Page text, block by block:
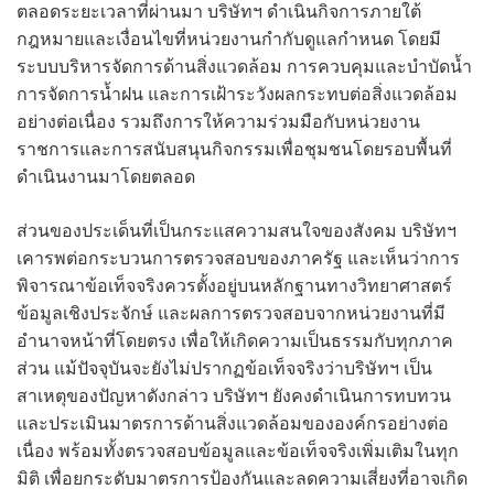
ตลอดระยะเวลาที่ผ่านมา บริษัทฯ ดำเนินกิจการภายใต้
กฎหมายและเงื่อนไขที่หน่วยงานกำกับดูแลกำหนด โดยมี
ระบบบริหารจัดการด้านสิ่งแวดล้อม การควบคุมและบำบัดน้ำ
การจัดการน้ำฝน และการเฝ้าระวังผลกระทบต่อสิ่งแวดล้อม
อย่างต่อเนื่อง รวมถึงการให้ความร่วมมือกับหน่วยงาน
ราชการและการสนับสนุนกิจกรรมเพื่อชุมชนโดยรอบพื้นที่
ดำเนินงานมาโดยตลอด
ส่วนของประเด็นที่เป็นกระแสความสนใจของสังคม บริษัทฯ
เคารพต่อกระบวนการตรวจสอบของภาครัฐ และเห็นว่าการ
พิจารณาข้อเท็จจริงควรตั้งอยู่บนหลักฐานทางวิทยาศาสตร์
ข้อมูลเชิงประจักษ์ และผลการตรวจสอบจากหน่วยงานที่มี
อำนาจหน้าที่โดยตรง เพื่อให้เกิดความเป็นธรรมกับทุกภาค
ส่วน แม้ปัจจุบันจะยังไม่ปรากฏข้อเท็จจริงว่าบริษัทฯ เป็น
สาเหตุของปัญหาดังกล่าว บริษัทฯ ยังคงดำเนินการทบทวน
และประเมินมาตรการด้านสิ่งแวดล้อมขององค์กรอย่างต่อ
เนื่อง พร้อมทั้งตรวจสอบข้อมูลและข้อเท็จจริงเพิ่มเติมในทุก
มิติ เพื่อยกระดับมาตรการป้องกันและลดความเสี่ยงที่อาจเกิด